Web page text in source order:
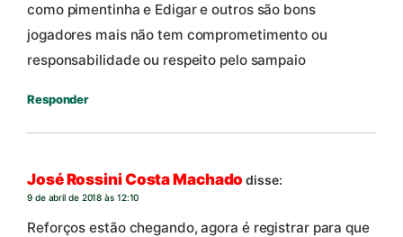
como pimentinha e Edigar e outros são bons
jogadores mais não tem comprometimento ou
responsabilidade ou respeito pelo sampaio
Responder
José Rossini Costa Machado disse:
9 de abril de 2018 às 12:10
Reforços estão chegando, agora é registrar para que